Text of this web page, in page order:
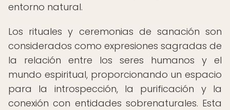
entorno natural.
Los rituales y ceremonias de sanación son
considerados como expresiones sagradas de
la relación entre los seres humanos y el
mundo espiritual, proporcionando un espacio
para la introspección, la purificación y la
conexión con entidades sobrenaturales. Esta